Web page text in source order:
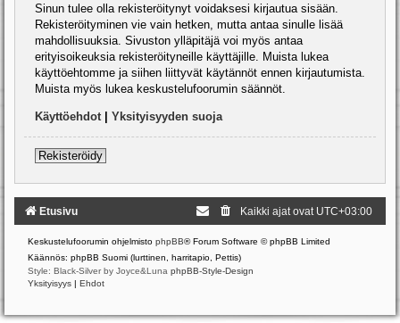
Sinun tulee olla rekisteröitynyt voidaksesi kirjautua sisään.
Rekisteröityminen vie vain hetken, mutta antaa sinulle lisää
mahdollisuuksia. Sivuston ylläpitäjä voi myös antaa
erityisoikeuksia rekisteröityneille käyttäjille. Muista lukea
käyttöehtomme ja siihen liittyvät käytännöt ennen kirjautumista.
Muista myös lukea keskustelufoorumin säännöt.
Käyttöehdot Yksityisyyden suoja
Rekisteröidy
Etusivu Kaikki ajat ovat UTC+03:00
Keskustelufoorumin ohjelmisto phpBB® Forum Software © phpBB Limited
Käännös: phpBB Suomi (lurttinen, harritapio, Pettis)
Style: Black-Silver by Joyce&Luna phpBB-Style-Design
Yksityisyys | Ehdot